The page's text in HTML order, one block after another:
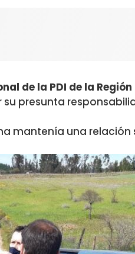
de la PDI de la
su presunta
mantenía una relación